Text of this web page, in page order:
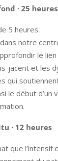
· 25 heures
5 heures.
notre
le
jacent et les
qui
le début d’un
· 12 heures
que l’intensif